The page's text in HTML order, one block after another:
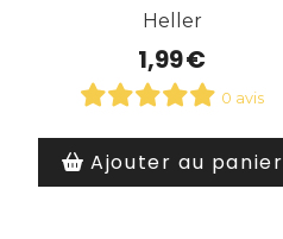
Heller
1,99€
0 avis
Ajouter au panier